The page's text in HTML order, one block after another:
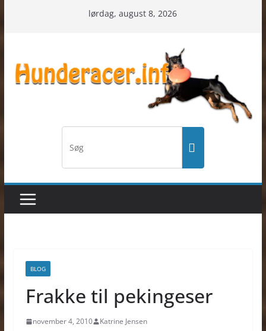
lørdag, august 8, 2026
BLOG
Frakke til pekingeser
november 4, 2010 Katrine Jensen